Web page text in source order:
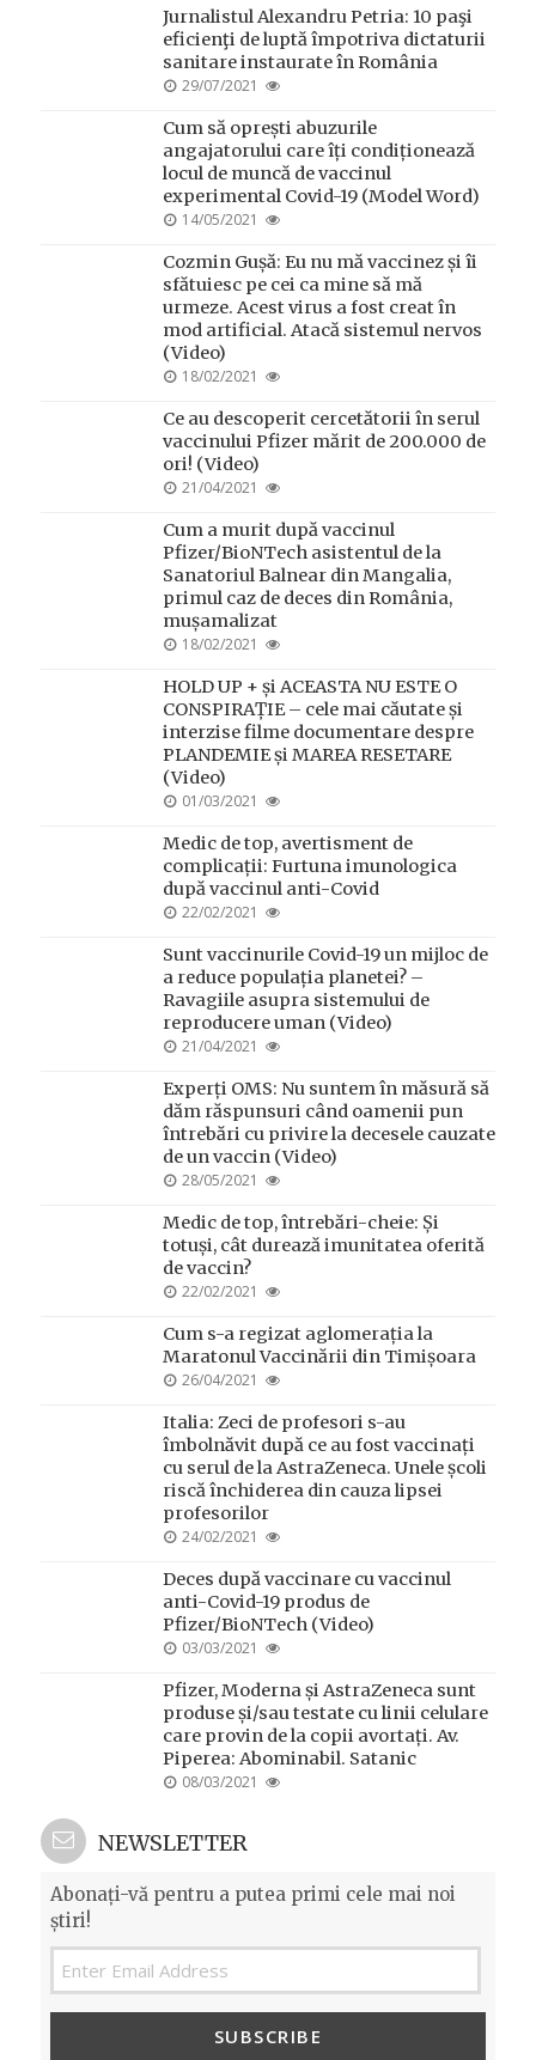
Jurnalistul Alexandru Petria: 10 paşi
eficienţi de luptă împotriva dictaturii
sanitare instaurate în România
POSTED
29/07/2021
Cum să oprești abuzurile
angajatorului care îți condiționează
locul de muncă de vaccinul
experimental Covid-19 (Model Word)
POSTED
14/05/2021
Cozmin Gușă: Eu nu mă vaccinez și îi
sfătuiesc pe cei ca mine să mă
urmeze. Acest virus a fost creat în
mod artificial. Atacă sistemul nervos
(Video)
POSTED
18/02/2021
Ce au descoperit cercetătorii în serul
vaccinului Pfizer mărit de 200.000 de
ori! (Video)
POSTED
21/04/2021
Cum a murit după vaccinul
Pfizer/BioNTech asistentul de la
Sanatoriul Balnear din Mangalia,
primul caz de deces din România,
mușamalizat
POSTED
18/02/2021
HOLD UP + și ACEASTA NU ESTE O
CONSPIRAȚIE – cele mai căutate și
interzise filme documentare despre
PLANDEMIE și MAREA RESETARE
(Video)
POSTED
01/03/2021
Medic de top, avertisment de
complicații: Furtuna imunologica
după vaccinul anti-Covid
POSTED
22/02/2021
Sunt vaccinurile Covid-19 un mijloc de
a reduce populația planetei? –
Ravagiile asupra sistemului de
reproducere uman (Video)
POSTED
21/04/2021
Experți OMS: Nu suntem în măsură să
dăm răspunsuri când oamenii pun
întrebări cu privire la decesele cauzate
de un vaccin (Video)
POSTED
28/05/2021
Medic de top, întrebări-cheie: Și
totuși, cât durează imunitatea oferită
de vaccin?
POSTED
22/02/2021
Cum s-a regizat aglomerația la
Maratonul Vaccinării din Timișoara
POSTED
26/04/2021
Italia: Zeci de profesori s-au
îmbolnăvit după ce au fost vaccinați
cu serul de la AstraZeneca. Unele școli
riscă închiderea din cauza lipsei
profesorilor
POSTED
24/02/2021
Deces după vaccinare cu vaccinul
anti-Covid-19 produs de
Pfizer/BioNTech (Video)
POSTED
03/03/2021
Pfizer, Moderna și AstraZeneca sunt
produse și/sau testate cu linii celulare
care provin de la copii avortați. Av.
Piperea: Abominabil. Satanic
POSTED
08/03/2021
NEWSLETTER
Abonați-vă pentru a putea primi cele mai noi
știri!
SUBSCRIBE